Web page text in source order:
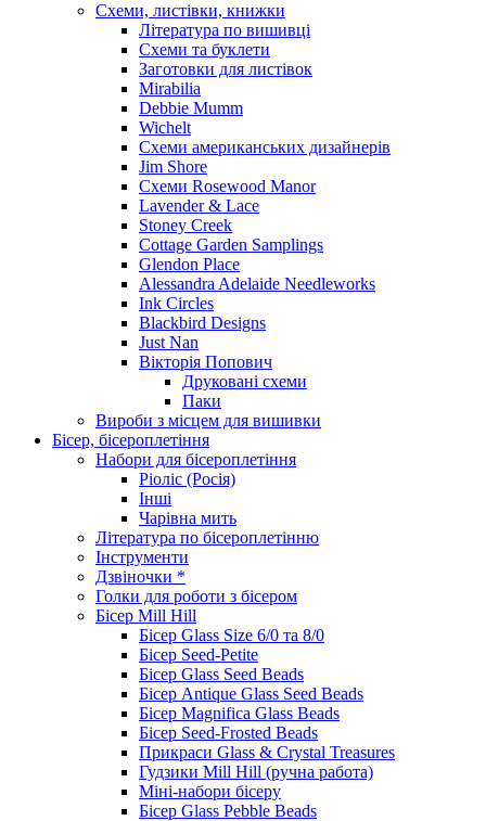
Схеми, листівки, книжки
Література по вишивці
Схеми та буклети
Заготовки для листівок
Mirabilia
Debbie Mumm
Wichelt
Схеми американських дизайнерів
Jim Shore
Cхеми Rosewood Manor
Lavender & Lace
Stoney Creek
Cottage Garden Samplings
Glendon Place
Alessandra Adelaide Needleworks
Ink Circles
Blackbird Designs
Just Nan
Вікторія Попович
Друковані схеми
Паки
Вироби з місцем для вишивки
Бісер, бісероплетіння
Набори для бісероплетіння
Ріоліс (Росія)
Інші
Чарівна мить
Література по бісероплетінню
Інструменти
Дзвіночки *
Голки для роботи з бісером
Бісер Mill Hill
Бісер Glass Size 6/0 та 8/0
Бісер Seed-Petite
Бісер Glass Seed Beads
Бісер Antique Glass Seed Beads
Бісер Magnifica Glass Beads
Бісер Seed-Frosted Beads
Прикраси Glass & Crystal Treasures
Гудзики Mill Hill (ручна работа)
Міні-набори бісеру
Бісер Glass Pebble Beads